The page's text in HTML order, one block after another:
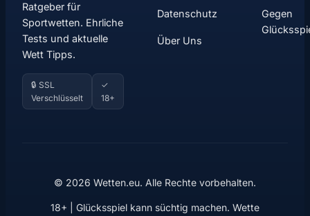
Ratgeber für
Sportwetten. Ehrliche
Tests und aktuelle
Wett Tipps.
🔒 SSL
Verschlüsselt
✓
18+
Datenschutz
Über Uns
Gegen
© 2026 Wetten.eu. Alle Rechte vorbehalten.
18+ | Glücksspiel kann süchtig machen. Wette